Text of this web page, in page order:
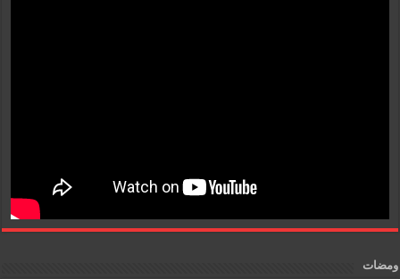
ومضات